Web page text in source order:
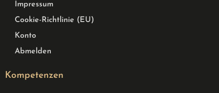
Impressum
Cookie-Richtlinie (EU)
Konto
Abmelden
Kompetenzen